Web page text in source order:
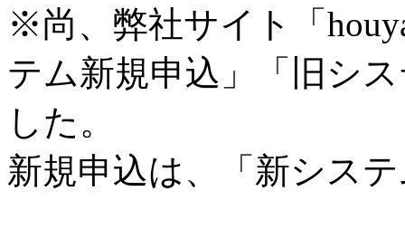
※尚、弊社サイト「
テム新規申込」「旧シ
した。
新規申込は、「新シス